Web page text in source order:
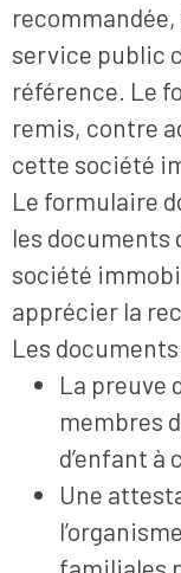
service public
référence. Le
remis, contre
cette société
Le formulaire
les documents
société
apprécier la
Les
La preuve
membres
d’enfant à
Une
familiales